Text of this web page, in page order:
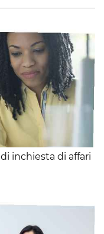
inchiesta di affari